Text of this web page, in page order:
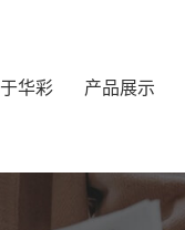
华彩 产品展示